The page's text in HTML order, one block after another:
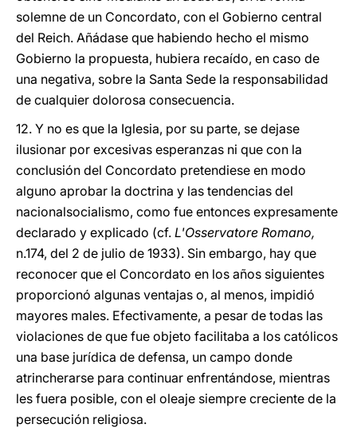
solemne de un Concordato, con el Gobierno central
del Reich. Añádase que habiendo hecho el mismo
Gobierno la propuesta, hubiera recaído, en caso de
una negativa, sobre la Santa Sede la responsabilidad
de cualquier dolorosa consecuencia.
12. Y no es que la Iglesia, por su parte, se dejase
ilusionar por excesivas esperanzas ni que con la
conclusión del Concordato pretendiese en modo
alguno aprobar la doctrina y las tendencias del
nacionalsocialismo, como fue entonces expresamente
declarado y explicado (cf. L'Osservatore Romano,
n.174, del 2 de julio de 1933). Sin embargo, hay que
reconocer que el Concordato en los años siguientes
proporcionó algunas ventajas o, al menos, impidió
mayores males. Efectivamente, a pesar de todas las
violaciones de que fue objeto facilitaba a los católicos
una base jurídica de defensa, un campo donde
atrincherarse para continuar enfrentándose, mientras
les fuera posible, con el oleaje siempre creciente de la
persecución religiosa.